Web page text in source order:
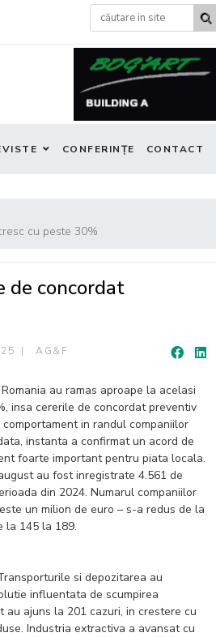
CONFERINȚE CONTACT
cu peste 30%
de concordat
AG&F
au ramas aproape la acelasi
insa cererile de concordat preventiv
in randul companiilor
instanta a confirmat un acord de
foarte important pentru piata locala.
au fost inregistrate 4.561 de
din 2024. Numarul companiilor
un milion de euro – s-a redus de la
la 145 la 189.
si depozitarea au
influentata de scumpirea
ajuns la 201 cazuri, in crestere cu
Industria extractiva a avansat cu